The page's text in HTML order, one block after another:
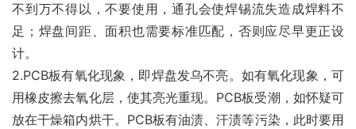
不到万不得以，不要使用，通孔会使焊锡流失造成焊料不
足；焊盘间距、面积也需要标准匹配，否则应尽早更正设
计。
2.PCB板有氧化现象，即焊盘发乌不亮。如有氧化现象，可
用橡皮擦去氧化层，使其亮光重现。PCB板受潮，如怀疑可
放在干燥箱内烘干。PCB板有油渍、汗渍等污染，此时要用